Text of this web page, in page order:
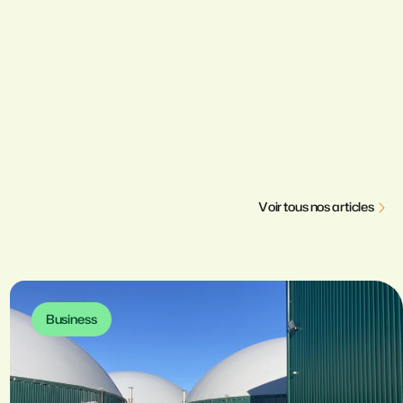
Voirtousnosarticles
Business